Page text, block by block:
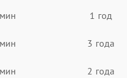
1 год
3 года
2 года